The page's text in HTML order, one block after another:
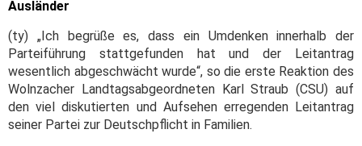
Ausländer
(ty) „Ich begrüße es, dass ein Umdenken innerhalb der
Parteiführung stattgefunden hat und der Leitantrag
wesentlich abgeschwächt wurde“, so die erste Reaktion des
Wolnzacher Landtagsabgeordneten Karl Straub (CSU) auf
den viel diskutierten und Aufsehen erregenden Leitantrag
seiner Partei zur Deutschpflicht in Familien.